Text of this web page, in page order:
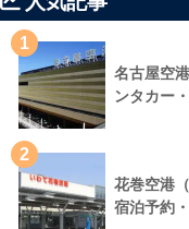
1
名古屋空
ンタカー
2
花巻空港
宿泊予約